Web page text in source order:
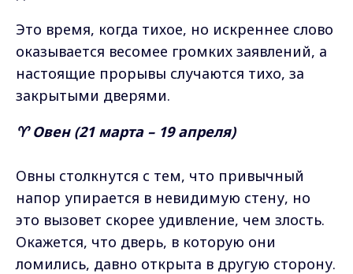
Это время, когда тихое, но искреннее слово
оказывается весомее громких заявлений, а
настоящие прорывы случаются тихо, за
закрытыми дверями.
♈ Овен (21 марта – 19 апреля)
Овны столкнутся с тем, что привычный
напор упирается в невидимую стену, но
это вызовет скорее удивление, чем злость.
Окажется, что дверь, в которую они
ломились, давно открыта в другую сторону.